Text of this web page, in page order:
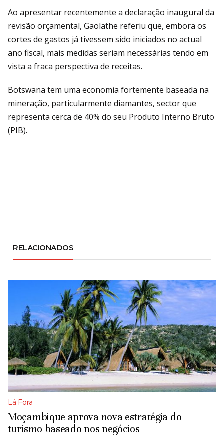
Ao apresentar recentemente a declaração inaugural da
revisão orçamental, Gaolathe referiu que, embora os
cortes de gastos já tivessem sido iniciados no actual
ano fiscal, mais medidas seriam necessárias tendo em
vista a fraca perspectiva de receitas.
Botswana tem uma economia fortemente baseada na
mineração, particularmente diamantes, sector que
representa cerca de 40% do seu Produto Interno Bruto
(PIB).
RELACIONADOS
Lá Fora
Moçambique aprova nova estratégia do
turismo baseado nos negócios